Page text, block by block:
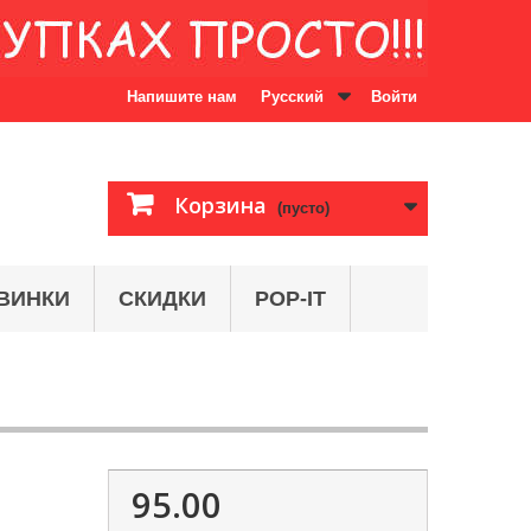
Войти
Русский
Напишите нам
Корзина (пусто)
СКИДКИ POP-IT
95.00